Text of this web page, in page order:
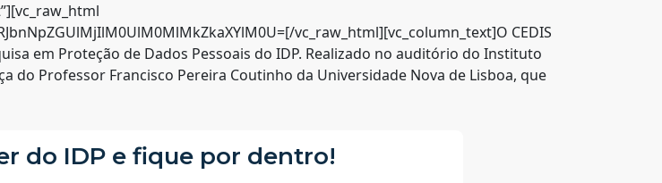
vc_raw_html][vc_column_text]O CEDIS
em Proteção de Dados Pessoais do IDP. Realizado no auditório do Instituto
do Professor Francisco Pereira Coutinho da Universidade Nova de Lisboa, que
do IDP e fique por dentro!